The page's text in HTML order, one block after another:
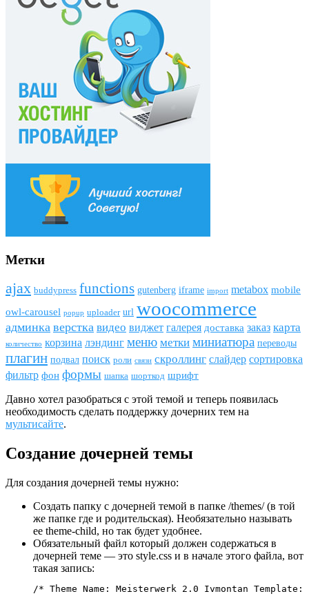
Метки
ajax buddypress funсtions gutenberg iframe import metabox mobile
owl-carousel popup uploader url woocommerce
админка верстка видео виджет галерея доставка заказ карта
количество корзина лэндинг меню метки миниатюра переводы
плагин подвал поиск роли связи скроллинг слайдер сортировка
фильтр фон формы шапка шорткод шрифт
Давно хотел разобраться с этой темой и теперь появилась
необходимость сделать поддержку дочерних тем на
мультисайте.
Создание дочерней темы
Для создания дочерней темы нужно:
Создать папку с дочерней темой в папке /themes/ (в той
же папке где и родительская). Необязательно называть
ее theme-child, но так будет удобнее.
Обязательный файл который должен содержаться в
дочерней теме — это style.css и в начале этого файла, вот
такая запись:
/* Theme Name: Meisterwerk 2.0 Ivmontan